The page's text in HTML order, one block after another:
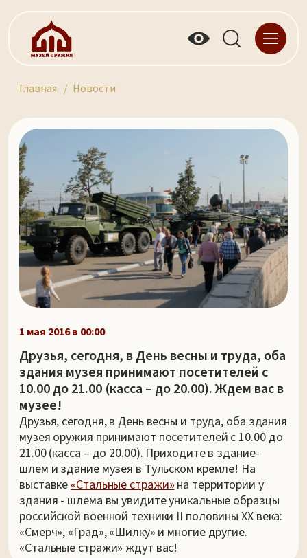
Главная Новости
1 мая 2016 в 00:00
Друзья, сегодня, в День весны и труда, оба
здания музея принимают посетителей с
10.00 до 21.00 (касса – до 20.00). Ждем вас в
музее!
Друзья, сегодня, в День весны и труда, оба здания
музея оружия принимают посетителей с 10.00 до
21.00 (касса – до 20.00). Приходите в здание-
шлем и здание музея в Тульском кремле! На
выставке«Стальные стражи»на территории у
здания - шлема вы увидите уникальные образцы
российской военной техники II половины XX века:
«Смерч», «Град», «Шилку» и многие другие.
«Стальные стражи» ждут вас!